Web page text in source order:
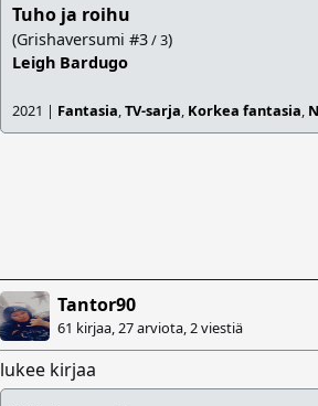
Tuho ja roihu
(Grishaversumi #3/ 3)
Leigh Bardugo
2021 | Fantasia TV-sarja Korkea fantasia
Tantor90
61 kirjaa, 27 arviota, 2 viestiä
lukee kirjaa